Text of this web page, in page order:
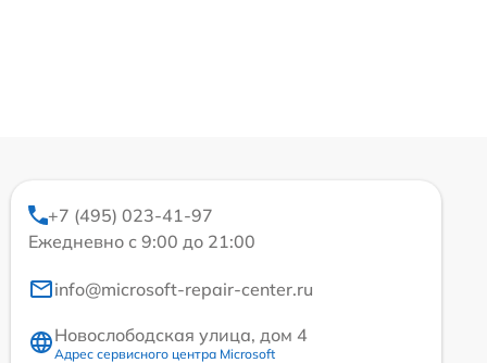
+7 (495) 023-41-97
Ежедневно с 9:00 до 21:00
info@microsoft-repair-center.ru
Новослободская улица, дом 4
Адрес сервисного центра Microsoft